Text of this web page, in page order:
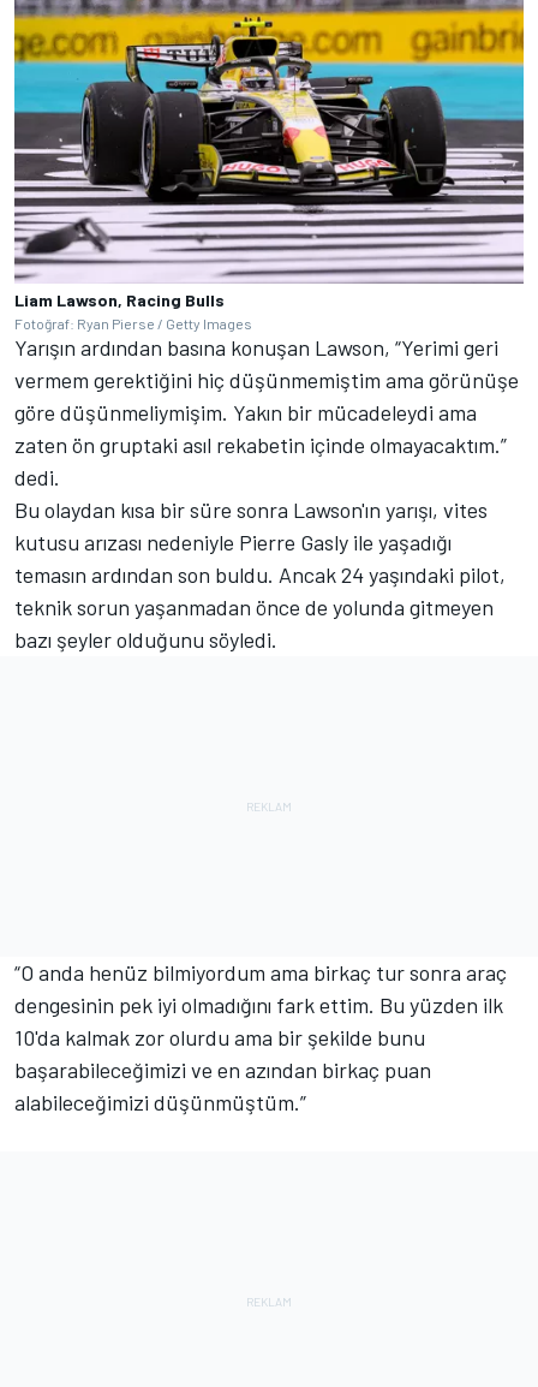
Liam Lawson, Racing Bulls
Fotoğraf: Ryan Pierse / Getty Images
Yarışın ardından basına konuşan Lawson, “Yerimi geri
vermem gerektiğini hiç düşünmemiştim ama görünüşe
göre düşünmeliymişim. Yakın bir mücadeleydi ama
zaten ön gruptaki asıl rekabetin içinde olmayacaktım.”
dedi.
Bu olaydan kısa bir süre sonra Lawson'ın yarışı, vites
kutusu arızası nedeniyle Pierre Gasly ile yaşadığı
temasın ardından son buldu. Ancak 24 yaşındaki pilot,
teknik sorun yaşanmadan önce de yolunda gitmeyen
bazı şeyler olduğunu söyledi.
“O anda henüz bilmiyordum ama birkaç tur sonra araç
dengesinin pek iyi olmadığını fark ettim. Bu yüzden ilk
10'da kalmak zor olurdu ama bir şekilde bunu
başarabileceğimizi ve en azından birkaç puan
alabileceğimizi düşünmüştüm.”